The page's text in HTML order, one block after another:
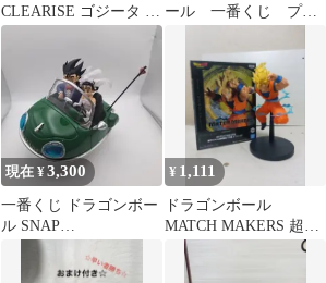
CLEARISE ゴジータ ベ
ジット 2体セット＋お
ール 一番くじ プラ
タ フィギュア
現在 ¥3,300
一番くじ ドラゴンボー
ル SNAP
COLLECTION2 孫悟空
¥ 1,111
ドラゴンボール
MATCH MAKERS 超サ
イヤ人2孫悟空 フィギ
ュア